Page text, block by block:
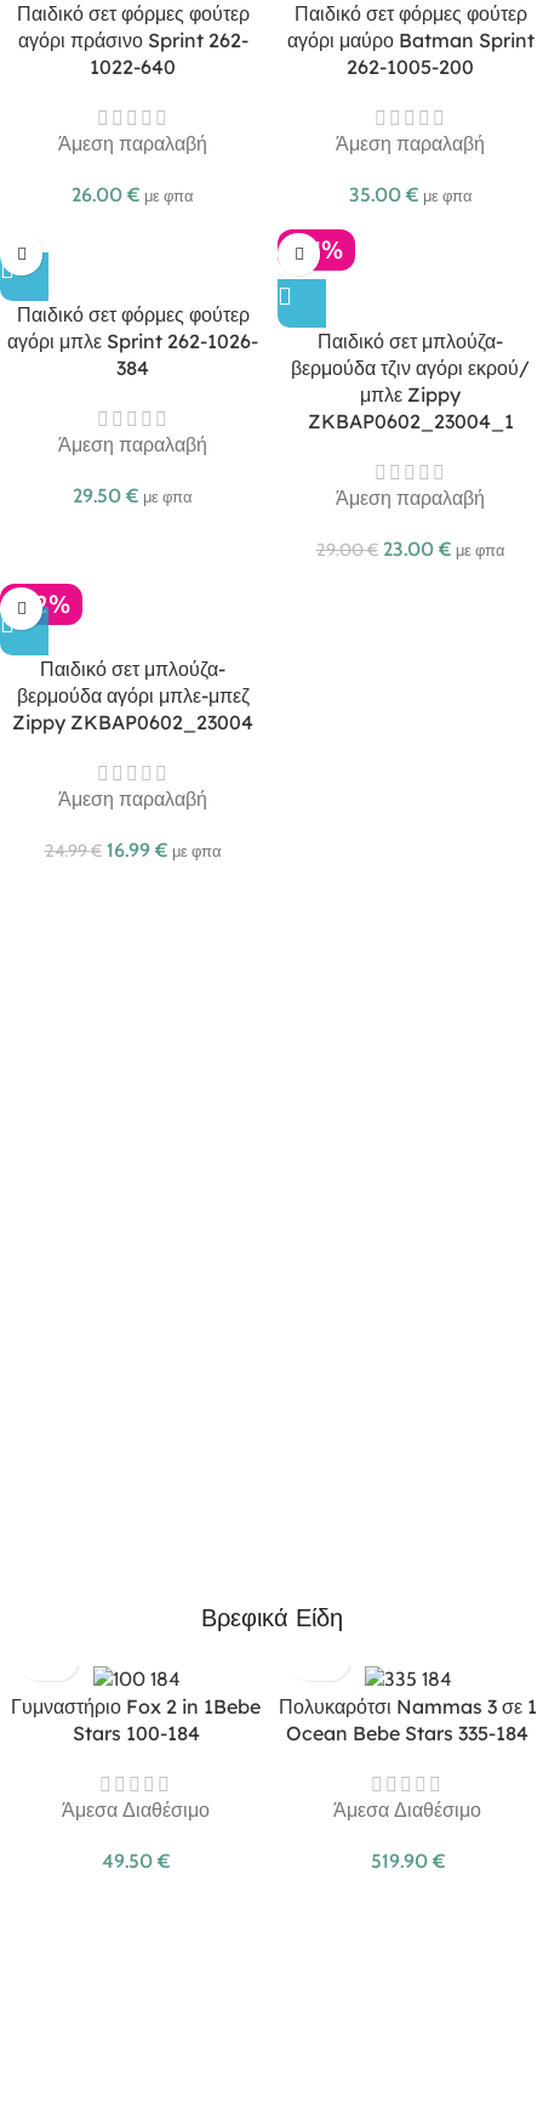
Παιδικό σετ φόρμες φούτερ
αγόρι πράσινο Sprint 262-
1022-640
Άμεση παραλαβή
26.00 € με φπα
Παιδικό σετ φόρμες φούτερ
αγόρι μαύρο Batman Sprint
262-1005-200
Άμεση παραλαβή
35.00 € με φπα
Παιδικό σετ φόρμες φούτερ
αγόρι μπλε Sprint 262-1026-
384
Άμεση παραλαβή
29.50 € με φπα
-21%
Παιδικό σετ μπλούζα-
βερμούδα τζιν αγόρι εκρού/
μπλε Zippy
ZKBAP0602_23004_1
Άμεση παραλαβή
29.00€ 23.00 € με φπα
-32%
Παιδικό σετ μπλούζα-
βερμούδα αγόρι μπλε-μπεζ
Zippy ZKBAP0602_23004
Άμεση παραλαβή
24.99€ 16.99 € με φπα
Βρεφικά Είδη
Γυμναστήριο Fox 2 in 1Bebe
Stars 100-184
Άμεσα Διαθέσιμο
49.50 €
Πολυκαρότσι Nammas 3 σε 1
Ocean Bebe Stars 335-184
Άμεσα Διαθέσιμο
519.90 €